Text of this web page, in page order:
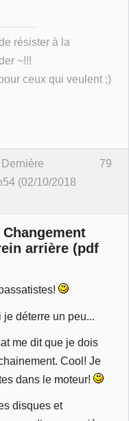
résister à la
~!!!
ceux qui veulent ;)
79
Dernière
(02/10/2018
arrière (pdf
déterre un peu...
me dit que je dois
Cool! Je
dans le moteur!
disques et